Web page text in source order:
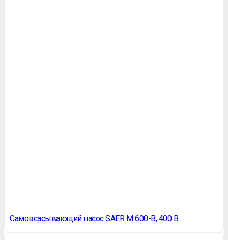
Самовсасывающий насос SAER M 600-B, 400 В